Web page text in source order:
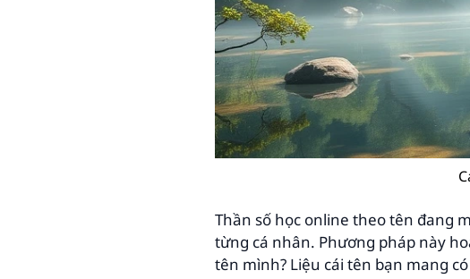
Thần số học online theo tên đang
từng cá nhân. Phương pháp này
tên mình? Liệu cái tên bạn mang